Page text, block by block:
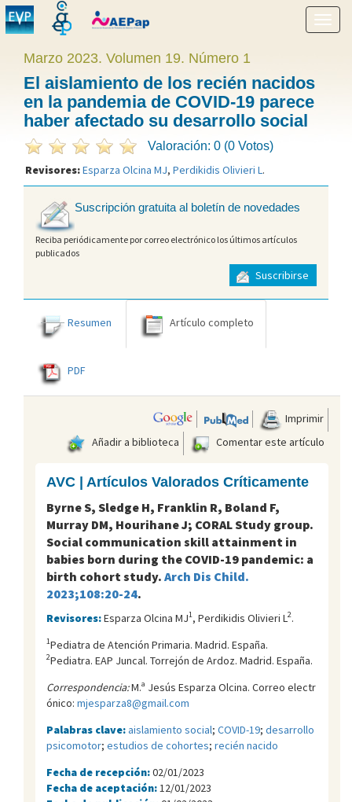
menú
Marzo 2023. Volumen 19. Número 1
El aislamiento de los recién nacidos
en la pandemia de COVID-19 parece
haber afectado su desarrollo social
Valoración: 0 (0 Votos)
Revisores:Esparza Olcina MJ, Perdikidis Olivieri L.
Suscripción gratuita al boletín de novedades
Reciba periódicamente por correo electrónico los últimos artículos
publicados
Suscribirse
Resumen Artículo completo
PDF
Imprimir
Añadir a biblioteca
Comentar este artículo
AVC | Artículos Valorados Críticamente
Byrne S, Sledge H, Franklin R, Boland F,
Murray DM, Hourihane J; CORAL Study group.
Social communication skill attainment in
babies born during the COVID-19 pandemic: a
birth cohort study. Arch Dis Child.
2023;108:20-24.
Revisores:Esparza Olcina MJ1, Perdikidis Olivieri L 2.
1Pediatra de Atención Primaria. Madrid. España.
2Pediatra. EAP Juncal. Torrejón de Ardoz. Madrid. España.
Correspondencia:M.ª Jesús Esparza Olcina. Correo electr
ónico: mjesparza8@gmail.com
Palabras clave:aislamiento social; COVID-19; desarrollo
psicomotor; estudios de cohortes; recién nacido
Fecha de recepción:02/01/2023
Fecha de aceptación: 12/01/2023